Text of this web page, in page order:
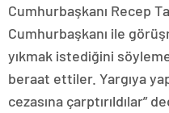
Cumhurbaşkanı Recep
Cumhurbaşkanı ile
yıkmak istediğini
beraat ettiler. Yargıya
cezasına çarptırıldılar”